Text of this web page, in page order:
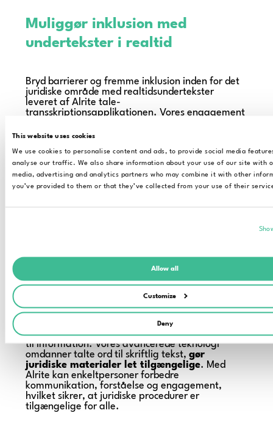
This website uses cookies
We use cookies to personalise content and ads, to provide social media
analyse our traffic. We also share information about your use of our site with
media, advertising and analytics partners who may combine it with other
you’ve provided to them or that they’ve collected from your use of their
Allow all
Customize
Deny
Muliggør inklusion med
undertekster i realtid
Bryd barrierer og fremme inklusion inden for det
juridiske område med realtidsundertekster
leveret af Alrite tale-
transskriptionsapplikationen. Vores engagement
hørenedsættelse kan deltage fuldt ud
videomaterialervialive-undertekster.
Forestil dig at deltage i en begivenhed, hvor hver
deltager, uanset deres høreevner, kan deltage
personer kan forblive forbundet, bidrage med
deres perspektiver og have lige muligheder, når
dagens juridiske landskab. Ved at implementere
vores tale-til-tekst-løsning viser juridiske enheder
deres engagement for inklusion og lige adgang
til information. Vores avancerede teknologi
omdanner talte ord til skriftlig tekst,gør
juridiske materialer let tilgængelige. Med
Alrite kan enkeltpersoner forbedre
kommunikation, forståelse og engagement,
hvilket sikrer, at juridiske procedurer er
tilgængelige for alle.